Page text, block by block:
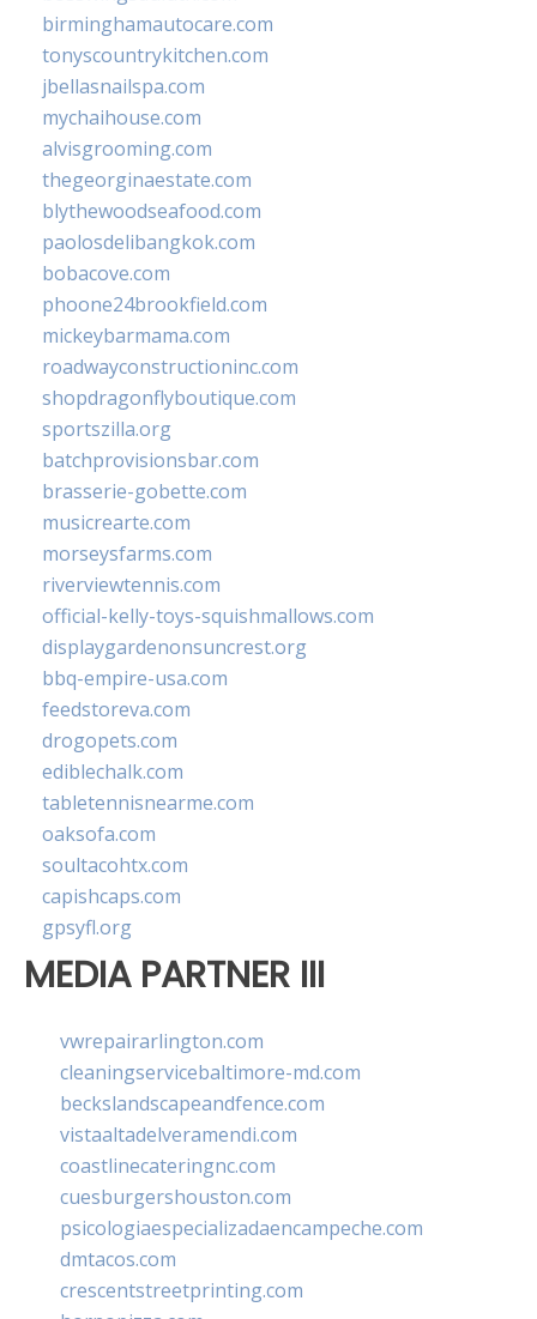
birminghamautocare.com
tonyscountrykitchen.com
jbellasnailspa.com
mychaihouse.com
alvisgrooming.com
thegeorginaestate.com
blythewoodseafood.com
paolosdelibangkok.com
bobacove.com
phoone24brookfield.com
mickeybarmama.com
roadwayconstructioninc.com
shopdragonflyboutique.com
sportszilla.org
batchprovisionsbar.com
brasserie-gobette.com
musicrearte.com
morseysfarms.com
riverviewtennis.com
official-kelly-toys-squishmallows.com
displaygardenonsuncrest.org
bbq-empire-usa.com
feedstoreva.com
drogopets.com
ediblechalk.com
tabletennisnearme.com
oaksofa.com
soultacohtx.com
capishcaps.com
gpsyfl.org
MEDIA PARTNER III
vwrepairarlington.com
cleaningservicebaltimore-md.com
beckslandscapeandfence.com
vistaaltadelveramendi.com
coastlinecateringnc.com
cuesburgershouston.com
psicologiaespecializadaencampeche.com
dmtacos.com
crescentstreetprinting.com